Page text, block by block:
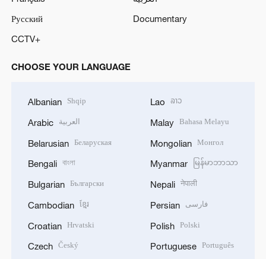
Русский
Documentary
CCTV+
CHOOSE YOUR LANGUAGE
Albanian Shqip
Arabic العربية
Belarusian Беларуская
Bengali বাংলা
Bulgarian Български
Cambodian ខ្មែរ
Croatian Hrvatski
Czech Český
Lao ລາວ
Malay Bahasa Melayu
Mongolian Монгол
Myanmar မြန်မာဘာသာ
Nepali नेपाली
Persian فارسی
Polish Polski
Portuguese Português